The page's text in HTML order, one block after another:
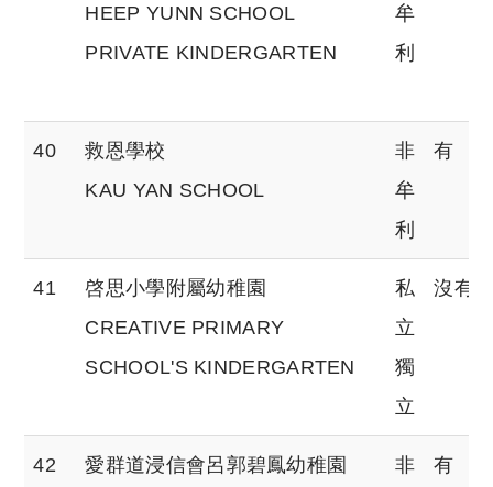
HEEP YUNN SCHOOL
PRIVATE KINDERGARTEN
牟
利
40
救恩學校
KAU YAN SCHOOL
非
牟
利
有
41
啓思小學附屬幼稚園
CREATIVE PRIMARY
SCHOOL'S KINDERGARTEN
私
立
獨
立
沒有
42
愛群道浸信會呂郭碧鳳幼稚園
非
有